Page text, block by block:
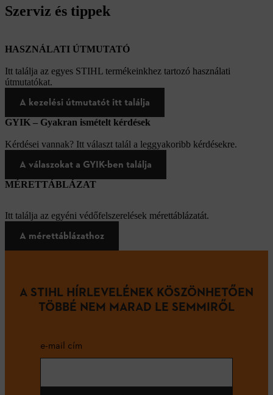
Szerviz és tippek
HASZNÁLATI ÚTMUTATÓ
Itt találja az egyes STIHL termékeinkhez tartozó használati
útmutatókat.
A kezelési útmutatót itt találja
GYIK – Gyakran ismételt kérdések
Kérdései vannak? Itt választ talál a leggyakoribb kérdésekre.
A válaszokat a GYIK-ben találja
MÉRETTÁBLÁZAT
Itt találja az egyéni védőfelszerelések mérettáblázatát.
A mérettáblázathoz
A STIHL HÍRLEVELÉNEK KÖSZÖNHETŐEN
TÖBBÉ NEM MARAD LE SEMMIRŐL
e-mail cím